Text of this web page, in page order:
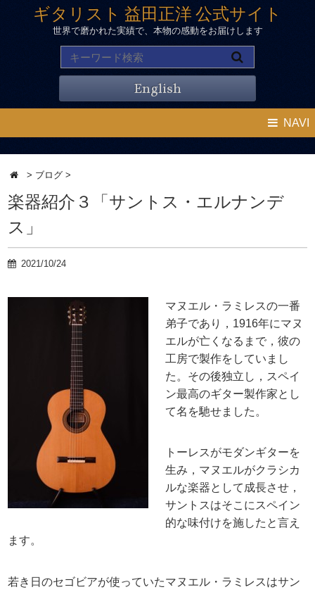
ギタリスト 益田正洋 公式サイト
世界で磨かれた実績で、本物の感動をお届けします
English
NAVI
> ブログ >
楽器紹介３「サントス・エルナンデ
ス」
2021/10/24
マヌエル・ラミレスの一番
弟子であり，1916年にマヌ
エルが亡くなるまで，彼の
工房で製作をしていまし
た。その後独立し，スペイ
ン最高のギター製作家とし
て名を馳せました。
トーレスがモダンギターを
生み，マヌエルがクラシカ
ルな楽器として成長させ，
サントスはそこにスペイン
的な味付けを施したと言え
ます。
若き日のセゴビアが使っていたマヌエル・ラミレスはサン